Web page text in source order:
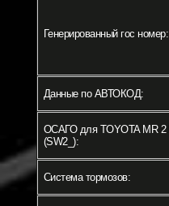
Генерированный гос номер:
Данные по АВТОКОД:
ОСАГО для TOYOTA MR 2 II
(SW2_):
Система тормозов: